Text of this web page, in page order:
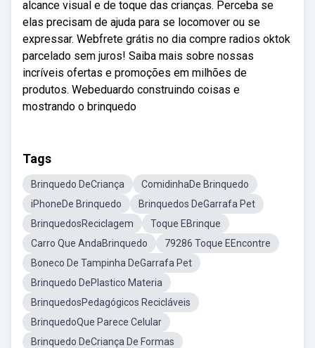
alcance visual e de toque das crianças. Perceba se
elas precisam de ajuda para se locomover ou se
expressar. Webfrete grátis no dia compre radios oktok
parcelado sem juros! Saiba mais sobre nossas
incríveis ofertas e promoções em milhões de
produtos. Webeduardo construindo coisas e
mostrando o brinquedo
Tags
Brinquedo DeCriança
ComidinhaDe Brinquedo
iPhoneDe Brinquedo
Brinquedos DeGarrafa Pet
BrinquedosReciclagem
Toque EBrinque
Carro Que AndaBrinquedo
79286 Toque EEncontre
Boneco De Tampinha DeGarrafa Pet
Brinquedo DePlastico Materia
BrinquedosPedagógicos Recicláveis
BrinquedoQue Parece Celular
Brinquedo DeCriança De Formas